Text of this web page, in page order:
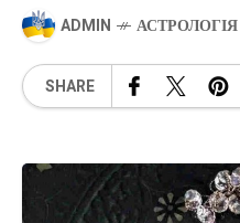
ADMIN АСТРОЛОГІЯ
SHARE